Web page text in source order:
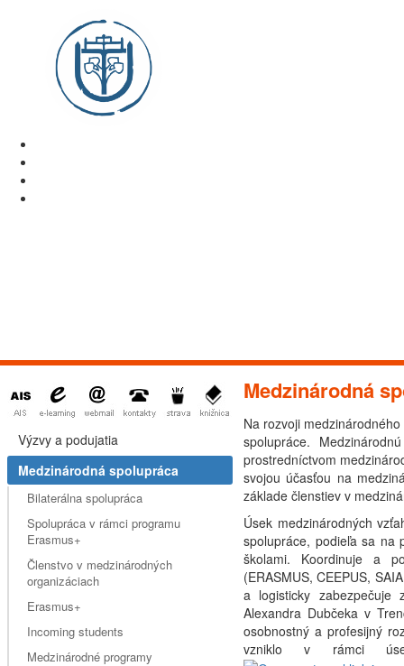
Medzinárodná
Na rozvoji
spolupráce.
prostredníctvom
svojou účasťou na
základe členstiev v
Úsek medzinárodných
spolupráce, podieľa sa na
školami. Koordinuje a
(ERASMUS, CEEPUS,
a logisticky zabezpečuje
Alexandra Dubčeka v
osobnostný a profesijný
vzniklo v rámci
Výzvy a podujatia
Medzinárodná spolupráca
Bilaterálna spolupráca
Spolupráca v rámci programu
Erasmus+
Členstvo v medzinárodných
organizáciach
Erasmus+
Incoming students
Medzinárodné programy